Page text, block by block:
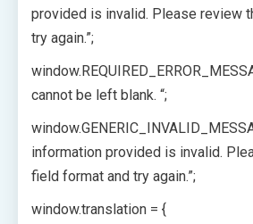
provided is invalid. Please review
try again.”;
cannot be left blank. “;
information provided is invalid.
field format and try again.”;
window.translation = {